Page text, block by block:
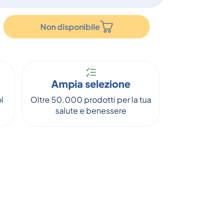
Non disponibile
Ampia selezione
Oltre 50.000 prodotti per la tua
salute e benessere